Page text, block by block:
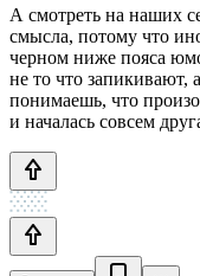
А смотреть на наших
смысла, потому что
черном ниже пояса
не то что
понимаешь, что
и началась совсем